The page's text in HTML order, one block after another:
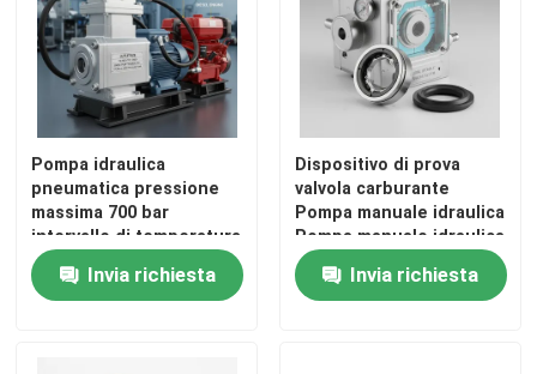
Controllo della qualità
Notizie
Chiedi un preventivo
Pompa ad alta pressione idraulica
Pompa idraulica
pneumatica pressione
massima 700 bar
intervallo di temperatura
operativa da meno 20
gradi Celsius a 80 gradi
Invia richiesta
Dispositivo di prova
valvola carburante
Pompa manuale idraulica
Pompa manuale idraulica
e pneumatica
Progettata per
Invia richiesta